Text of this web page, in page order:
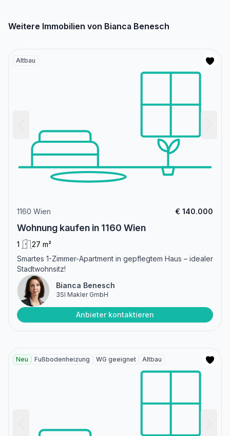
Weitere Immobilien von Bianca Benesch
Altbau
1160 Wien € 140.000
Wohnung kaufen in 1160 Wien
1
27 m²
Smartes 1-Zimmer-Apartment in gepflegtem Haus – idealer
Stadtwohnsitz!
Bianca Benesch
3SI Makler GmbH
Anbieter kontaktieren
Neu Fußbodenheizung WG geeignet Altbau